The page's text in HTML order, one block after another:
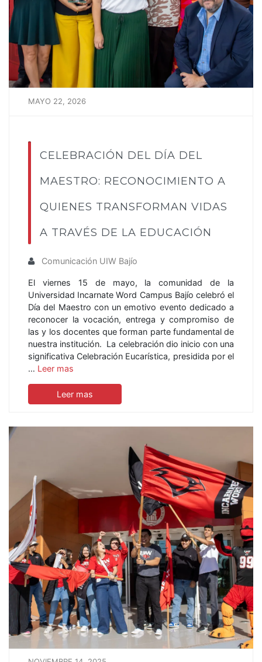
MAYO 22, 2026
CELEBRACIÓN DEL DÍA DEL
MAESTRO: RECONOCIMIENTO A
QUIENES TRANSFORMAN VIDAS
A TRAVÉS DE LA EDUCACIÓN
Comunicación UIW Bajío
El viernes 15 de mayo, la comunidad de la
Universidad Incarnate Word Campus Bajío celebró el
Día del Maestro con un emotivo evento dedicado a
reconocer la vocación, entrega y compromiso de
las y los docentes que forman parte fundamental de
nuestra institución. La celebración dio inicio con una
significativa Celebración Eucarística, presidida por el
… Leer mas
Leer mas